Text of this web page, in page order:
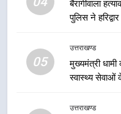
बैरागीवाला
पुलिस ने
05
उत्तराखण्ड
मुख्यमंत्री धामी
स्वास्थ्य सेवाओं
उत्तराखण्ड
1